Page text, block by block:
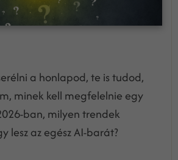
a honlapod, te is tudod,
minek kell megfelelnie egy
ban, milyen trendek
lesz az egész AI-barát?